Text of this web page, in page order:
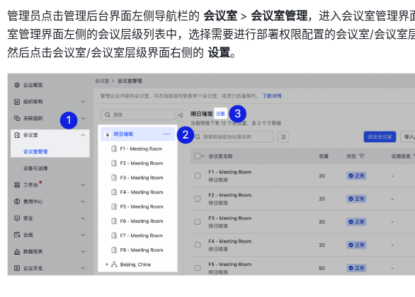
管理员点击管理后台界面左侧导航栏的 会议室 > 会议室管理，进入会议室管理界
室管理界面左侧的会议层级列表中，选择需要进行部署权限配置的会议室/会议室
然后点击会议室/会议室层级界面右侧的 设置。